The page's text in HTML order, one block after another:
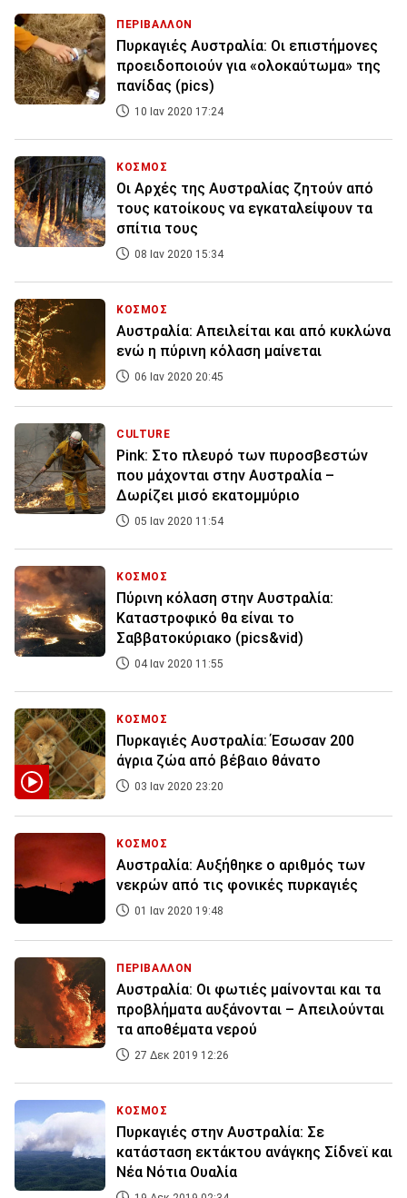
ΠΕΡΙΒΑΛΛΟΝ
Πυρκαγιές Αυστραλία: Οι επιστήμονες
προειδοποιούν για «ολοκαύτωμα» της
πανίδας (pics)
10 Ιαν 2020 17:24
ΚΟΣΜΟΣ
Οι Αρχές της Αυστραλίας ζητούν από
τους κατοίκους να εγκαταλείψουν τα
σπίτια τους
08 Ιαν 2020 15:34
ΚΟΣΜΟΣ
Αυστραλία: Απειλείται και από κυκλώνα
ενώ η πύρινη κόλαση μαίνεται
06 Ιαν 2020 20:45
CULTURE
Pink: Στο πλευρό των πυροσβεστών
που μάχονται στην Αυστραλία –
Δωρίζει μισό εκατομμύριο
05 Ιαν 2020 11:54
ΚΟΣΜΟΣ
Πύρινη κόλαση στην Αυστραλία:
Καταστροφικό θα είναι το
Σαββατοκύριακο (pics&vid)
04 Ιαν 2020 11:55
ΚΟΣΜΟΣ
Πυρκαγιές Αυστραλία: Έσωσαν 200
άγρια ζώα από βέβαιο θάνατο
03 Ιαν 2020 23:20
ΚΟΣΜΟΣ
Αυστραλία: Αυξήθηκε ο αριθμός των
νεκρών από τις φονικές πυρκαγιές
01 Ιαν 2020 19:48
ΠΕΡΙΒΑΛΛΟΝ
Αυστραλία: Οι φωτιές μαίνονται και τα
προβλήματα αυξάνονται – Απειλούνται
τα αποθέματα νερού
27 Δεκ 2019 12:26
ΚΟΣΜΟΣ
Πυρκαγιές στην Αυστραλία: Σε
κατάσταση εκτάκτου ανάγκης Σίδνεϊ και
Νέα Νότια Ουαλία